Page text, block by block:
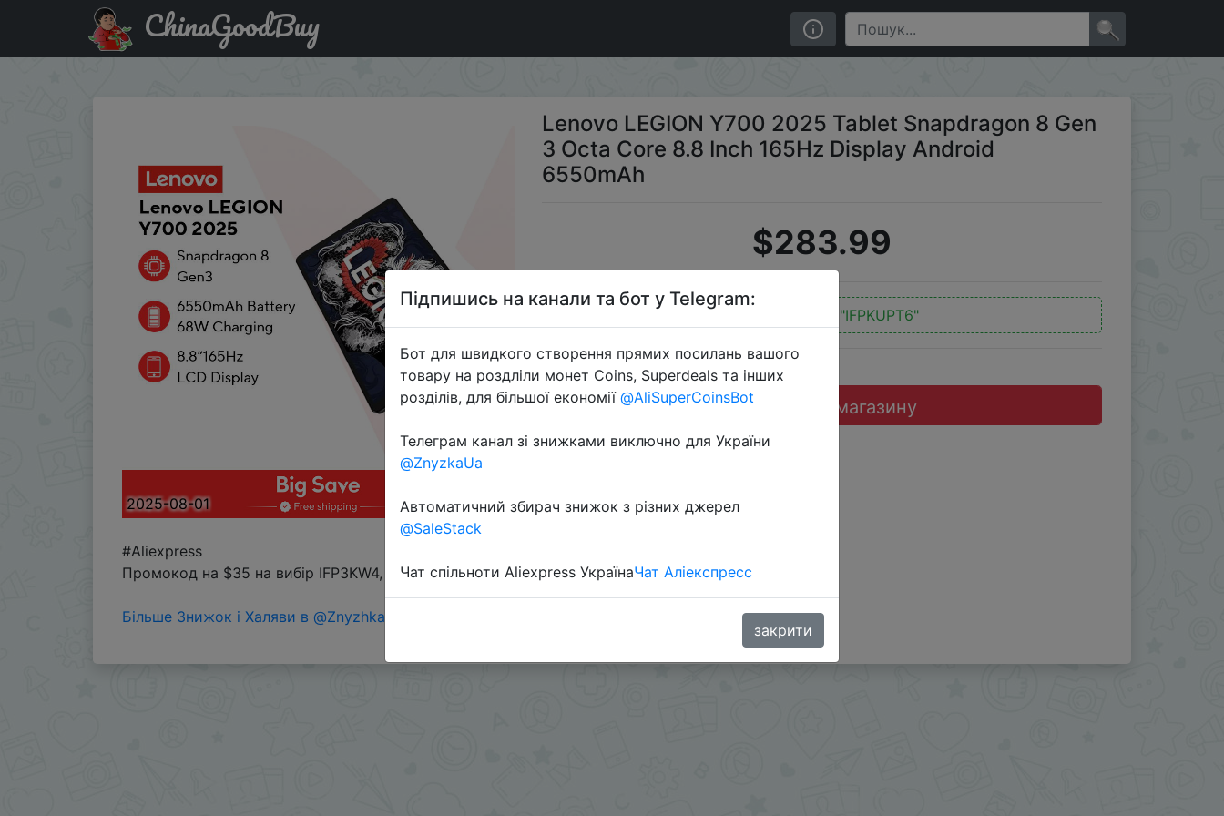
Придбати по знижці IFPKUPT6 Lenovo LEGION Y700 2025 Tablet Snapdragon 8 Gen 3 Octa Core 8.8 Inch 165Hz Display Android 6550mAh
ChinaGoodBuy
2025-08-01
Lenovo LEGION Y700 2025 Tablet Snapdragon 8 Gen
3 Octa Core 8.8 Inch 165Hz Display Android
6550mAh
$283.99
"IFPKUPT6"
Перейти до магазину
#Aliexpress
Промокод на $35 на вибір IFP3KW4, IFPD38P, IFPDPYR, IFPBMOQ, IFPKUPT6
Більше Знижок і Халяви в @ZnyzhkaUA
Підпишись на канали та бот у Telegram:
Бот для швидкого створення прямих посилань вашого
товару на роздліли монет Coins, Superdeals та інших
розділів, для більшої економії @AliSuperCoinsBot
Телеграм канал зі знижками виключно для України
@ZnyzkaUa
Автоматичний збирач знижок з різних джерел
@SaleStack
Чат спільноти Aliexpress УкраїнаЧат Аліекспресс
закрити